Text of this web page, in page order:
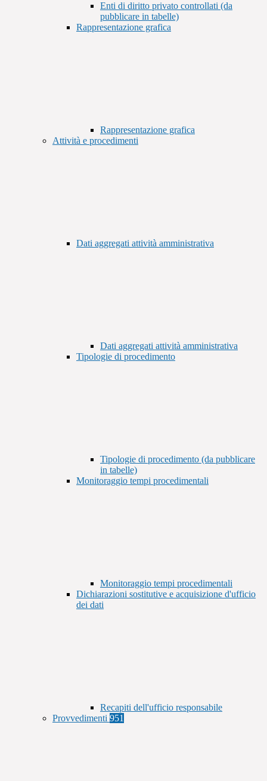
Enti di diritto privato controllati (da
pubblicare in tabelle)
Rappresentazione grafica
Rappresentazione grafica
Attività e procedimenti
Dati aggregati attività amministrativa
Dati aggregati attività amministrativa
Tipologie di procedimento
Tipologie di procedimento (da pubblicare
in tabelle)
Monitoraggio tempi procedimentali
Monitoraggio tempi procedimentali
Dichiarazioni sostitutive e acquisizione d'ufficio
dei dati
Recapiti dell'ufficio responsabile
Provvedimenti 951